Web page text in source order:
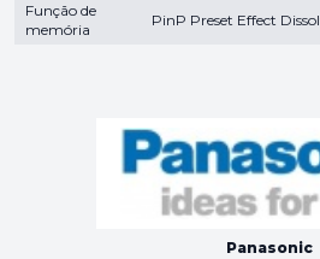
Função de
memória
PinP Preset Effect
Panasonic